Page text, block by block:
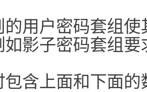
的用户密码套组
如影子密码套组
包含上面和下面的